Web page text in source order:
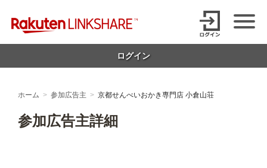
【1円からお支払い可能】アフィリエイトならリンクシェア・ジャパ
ログイン
ホーム 参加広告主 京都せんべいおかき専門店 小倉山荘
参加広告主詳細